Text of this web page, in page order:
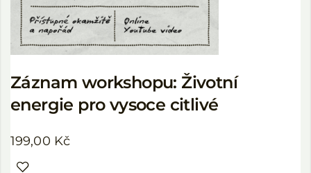
Záznam workshopu: Životní
energie pro vysoce citlivé
199,00 Kč